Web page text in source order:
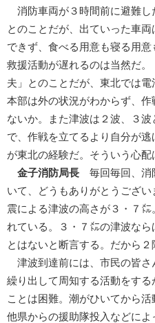
消防車両が３時間前に避難し
とのことだが、出ていった車
できず、食べる用意も寝る用
救援活動が遅れるのは当然だ
夫」とのことだが、東北では
本部は外の状況がわからず、
ないか。また津波は２波、３
で、作戦を立てるより自分が
が東北の経験だ。そういう心配
金子消防局長 毎回毎回、消
いて、どうもありがとうござ
震による津波の高さが３・７
れている。３・７㍍の津波な
とはないと断言する。だから２
津波到達前には、市民の皆さ
繰り出して周知する活動をす
ことは困難。潮がひいてから
他県からの援助隊投入などに